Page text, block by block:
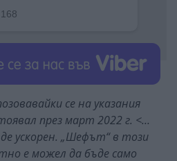
се на указания
през март 2022 г. <…
ускорен. „Шефът“ в този
е можел да бъде само